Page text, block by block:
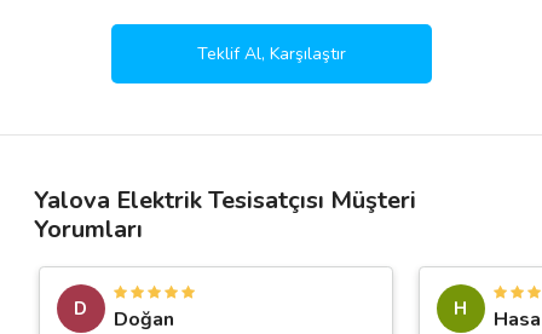
Teklif Al, Karşılaştır
Yalova Elektrik Tesisatçısı Müşteri
Yorumları
D
Doğan
H